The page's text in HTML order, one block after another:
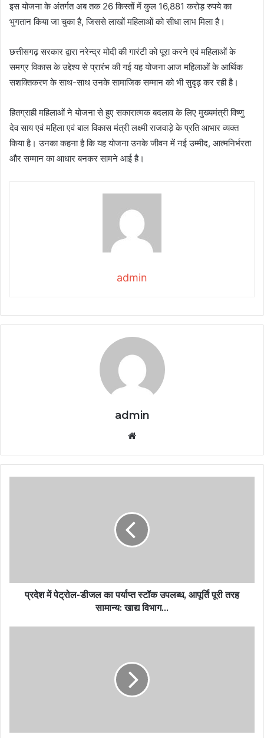
इस योजना के अंतर्गत अब तक 26 किस्तों में कुल 16,881 करोड़ रुपये का
भुगतान किया जा चुका है, जिससे लाखों महिलाओं को सीधा लाभ मिला है।
छत्तीसगढ़ सरकार द्वारा नरेन्द्र मोदी की गारंटी को पूरा करने एवं महिलाओं के
समग्र विकास के उद्देश्य से प्रारंभ की गई यह योजना आज महिलाओं के आर्थिक
सशक्तिकरण के साथ-साथ उनके सामाजिक सम्मान को भी सुदृढ़ कर रही है।
हितग्राही महिलाओं ने योजना से हुए सकारात्मक बदलाव के लिए मुख्यमंत्री विष्णु
देव साय एवं महिला एवं बाल विकास मंत्री लक्ष्मी राजवाड़े के प्रति आभार व्यक्त
किया है। उनका कहना है कि यह योजना उनके जीवन में नई उम्मीद, आत्मनिर्भरता
और सम्मान का आधार बनकर सामने आई है।
admin
admin
प्रदेश में पेट्रोल-डीजल का पर्याप्त स्टॉक उपलब्ध, आपूर्ति पूरी तरह
सामान्य: खाद्य विभाग…